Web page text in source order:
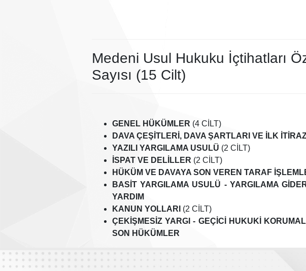
Medeni Usul Hukuku İçtihatları
Sayısı (15 Cilt)
GENEL HÜKÜMLER (4 CİLT)
DAVA ÇEŞİTLERİ, DAVA ŞARTLARI VE İLK
YAZILI YARGILAMA USULÜ (2 CİLT)
İSPAT VE DELİLLER (2 CİLT)
HÜKÜM VE DAVAYA SON VEREN TARAF
BASİT YARGILAMA USULÜ - YARGILAMA
YARDIM
KANUN YOLLARI (2 CİLT)
ÇEKİŞMESİZ YARGI - GEÇİCİ HUKUKİ
SON HÜKÜMLER